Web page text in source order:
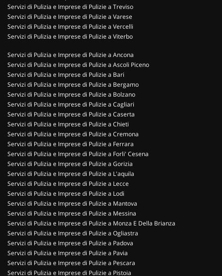
Servizi di Pulizia e Imprese di Pulizie a Treviso
Servizi di Pulizia e Imprese di Pulizie a Varese
Servizi di Pulizia e Imprese di Pulizie a Vercelli
Servizi di Pulizia e Imprese di Pulizie a Viterbo
Servizi di Pulizia e Imprese di Pulizie a Ancona
Servizi di Pulizia e Imprese di Pulizie a Ascoli Piceno
Servizi di Pulizia e Imprese di Pulizie a Bari
Servizi di Pulizia e Imprese di Pulizie a Bergamo
Servizi di Pulizia e Imprese di Pulizie a Bolzano
Servizi di Pulizia e Imprese di Pulizie a Cagliari
Servizi di Pulizia e Imprese di Pulizie a Caserta
Servizi di Pulizia e Imprese di Pulizie a Chieti
Servizi di Pulizia e Imprese di Pulizie a Cremona
Servizi di Pulizia e Imprese di Pulizie a Ferrara
Servizi di Pulizia e Imprese di Pulizie a Forli' Cesena
Servizi di Pulizia e Imprese di Pulizie a Gorizia
Servizi di Pulizia e Imprese di Pulizie a L'aquila
Servizi di Pulizia e Imprese di Pulizie a Lecce
Servizi di Pulizia e Imprese di Pulizie a Lodi
Servizi di Pulizia e Imprese di Pulizie a Mantova
Servizi di Pulizia e Imprese di Pulizie a Messina
Servizi di Pulizia e Imprese di Pulizie a Monza E Della Brianza
Servizi di Pulizia e Imprese di Pulizie a Ogliastra
Servizi di Pulizia e Imprese di Pulizie a Padova
Servizi di Pulizia e Imprese di Pulizie a Pavia
Servizi di Pulizia e Imprese di Pulizie a Pescara
Servizi di Pulizia e Imprese di Pulizie a Pistoia